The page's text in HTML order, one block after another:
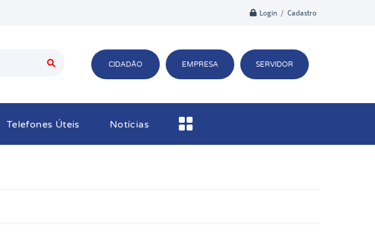
Login / Cadastro
CIDADÃO EMPRESA SERVIDOR
Telefones Úteis Notícias